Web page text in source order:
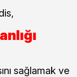
sağlamak ve